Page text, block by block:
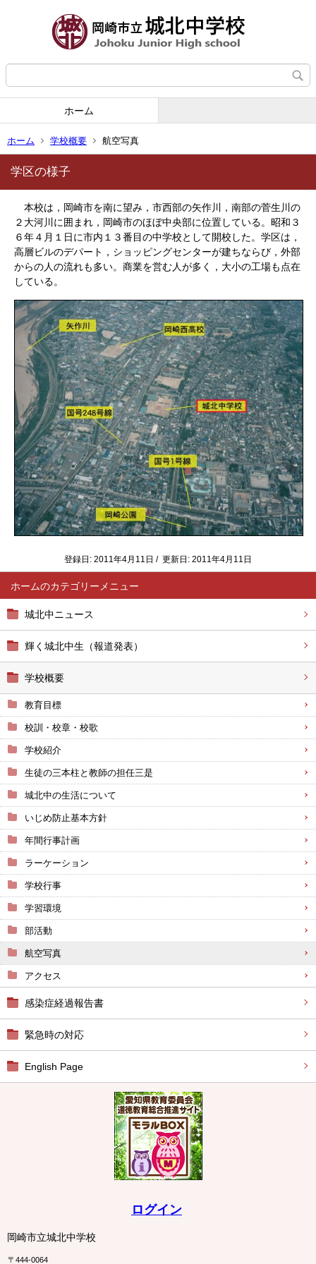
ホーム
ホーム 学校概要 航空写真
ホーム
城北中ニュース
輝く城北中生（報道発表）
学校概要
教育目標
校訓・校章・校歌
学校紹介
生徒の三本柱と教師の担任三是
城北中の生活について
いじめ防止基本方針
年間行事計画
ラーケーション
学校行事
学習環境
部活動
航空写真
アクセス
感染症経過報告書
緊急時の対応
English Page
ログイン
岡崎市立城北中学校
〒444-0064
学区の様子
本校は，岡崎市を南に望み，市西部の矢作川，南部の菅生川の
２大河川に囲まれ，岡崎市のほぼ中央部に位置している。昭和３
６年４月１日に市内１３番目の中学校として開校した。学区は，
高層ビルのデパート，ショッピングセンターが建ちならび，外部
からの人の流れも多い。商業を営む人が多く，大小の工場も点在
している。
登録日: 2011年4月11日 / 更新日: 2011年4月11日